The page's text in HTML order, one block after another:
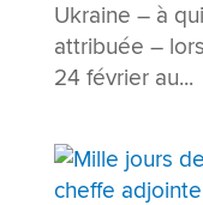
Ukraine – à
attribuée –
24 février au...